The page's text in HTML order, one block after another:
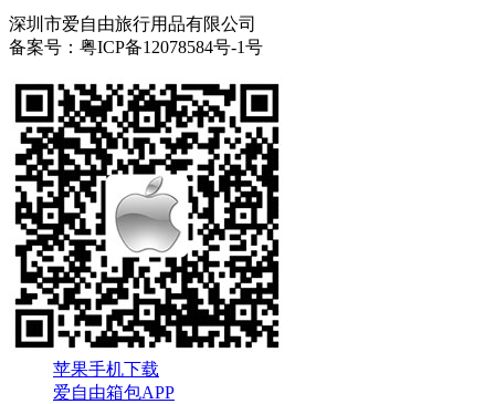
深圳市爱自由旅行用品有限公司
备案号：粤ICP备12078584号-1号
苹果手机下载
爱自由箱包APP